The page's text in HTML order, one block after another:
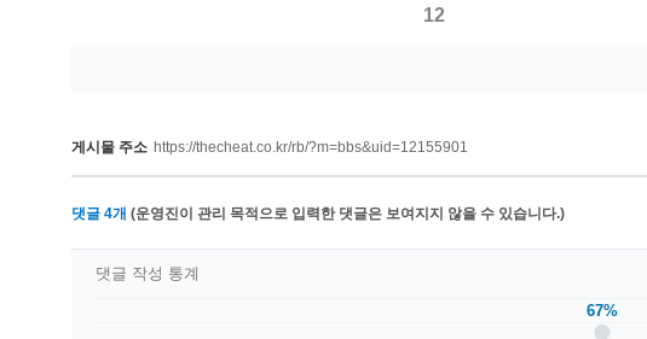
12
게시물 주소 https://thecheat.co.kr/rb/?m=bbs&uid=12155901
댓글 4개 (운영진이 관리 목적으로 입력한 댓글은 보여지지 않을 수 있습니다.)
67%
댓글 작성 통계